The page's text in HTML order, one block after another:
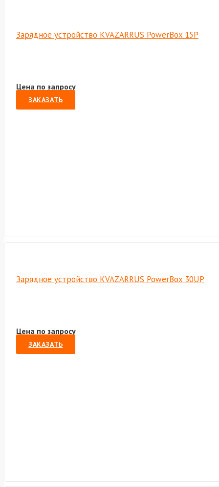
Зарядное устройство KVAZARRUS PowerBox 15P
Цена по запросу
ЗАКАЗАТЬ
Зарядное устройство KVAZARRUS PowerBox 30UP
Цена по запросу
ЗАКАЗАТЬ